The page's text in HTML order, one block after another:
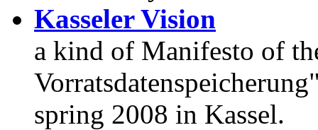
Kasseler Vision
a kind of Manifesto of
spring 2008 in Kassel.